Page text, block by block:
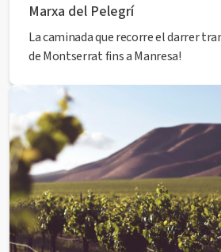
Marxa del Pelegrí
La caminada que recorre el darrer
de Montserrat fins a Manresa!